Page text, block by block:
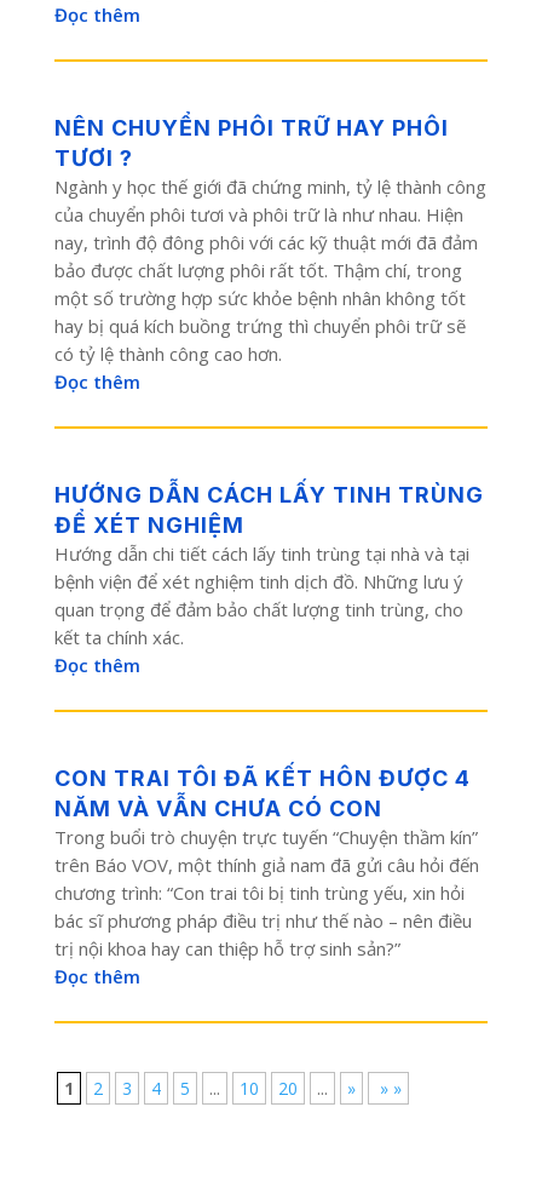
Đọc thêm
NÊN CHUYỂN PHÔI TRỮ HAY PHÔI
TƯƠI ?
Ngành y học thế giới đã chứng minh, tỷ lệ thành công
của chuyển phôi tươi và phôi trữ là như nhau. Hiện
nay, trình độ đông phôi với các kỹ thuật mới đã đảm
bảo được chất lượng phôi rất tốt. Thậm chí, trong
một số trường hợp sức khỏe bệnh nhân không tốt
hay bị quá kích buồng trứng thì chuyển phôi trữ sẽ
có tỷ lệ thành công cao hơn.
Đọc thêm
HƯỚNG DẪN CÁCH LẤY TINH TRÙNG
ĐỂ XÉT NGHIỆM
Hướng dẫn chi tiết cách lấy tinh trùng tại nhà và tại
bệnh viện để xét nghiệm tinh dịch đồ. Những lưu ý
quan trọng để đảm bảo chất lượng tinh trùng, cho
kết ta chính xác.
Đọc thêm
CON TRAI TÔI ĐÃ KẾT HÔN ĐƯỢC 4
NĂM VÀ VẪN CHƯA CÓ CON
Trong buổi trò chuyện trực tuyến “Chuyện thầm kín”
trên Báo VOV, một thính giả nam đã gửi câu hỏi đến
chương trình: “Con trai tôi bị tinh trùng yếu, xin hỏi
bác sĩ phương pháp điều trị như thế nào – nên điều
trị nội khoa hay can thiệp hỗ trợ sinh sản?”
Đọc thêm
1 2 3 4 5 ... 10 20 ... » » »